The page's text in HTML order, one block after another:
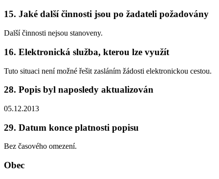
15. Jaké další činnosti jsou po žadateli požadovány
Další činnosti nejsou stanoveny.
16. Elektronická služba, kterou lze využít
Tuto situaci není možné řešit zasláním žádosti elektronickou cestou.
28. Popis byl naposledy aktualizován
05.12.2013
29. Datum konce platnosti popisu
Bez časového omezení.
Obec